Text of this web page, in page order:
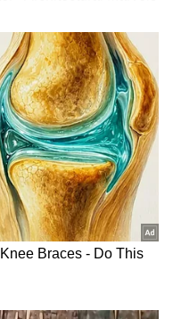
ನ್ಯಾಯಾಧೀಶರಾದ
ಎರಡು ವಿಭಾಗಗಳ
ಪೂರ್ಣ ಕೋರ್ಟ್
) ಮತ್ತು ಜಗತ್ತಿನ
News)
ನ್ಯೂಸ್‌ ಫಾಲೋ
News),
ಮಾಹಿತಿ ಒಂದೇ
ನ್ಯೂಸ್ ಅಧಿಕೃತ
ಎಲ್ಲಾ ಅಪ್‌ಡೇಟ್